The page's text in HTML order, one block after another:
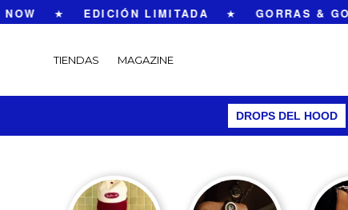
EDICIÓN LIMITADA GORRAS &
DROPS DEL HOOD
TIENDAS MAGAZINE